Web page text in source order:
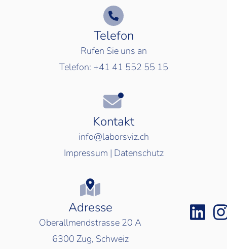
Telefon
Rufen Sie uns an
Telefon: +41 41 552 55 15
Kontakt
info@laborsviz.ch
Impressum | Datenschutz
Adresse
Oberallmendstrasse 20 A
6300 Zug, Schweiz